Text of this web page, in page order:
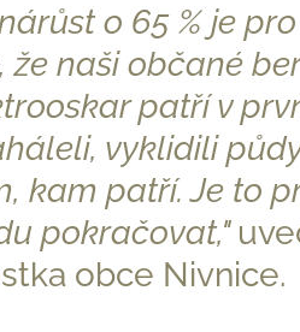
o 65 % je
že naši občané
patří v
vyklidili
kam patří. Je to
pokračovat,"
obce Nivnice.